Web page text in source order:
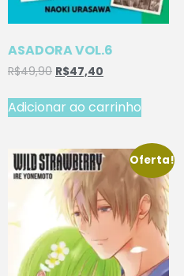
ASADORA VOL.6
R$49,90 R$47,40
Adicionar ao carrinho
Oferta!